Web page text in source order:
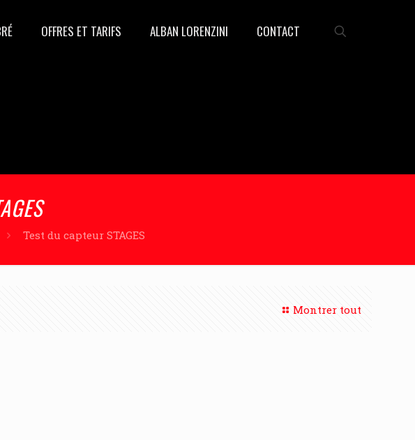
OFFRES ET TARIFS ALBAN LORENZINI CONTACT
Test du capteur STAGES
Montrer tout